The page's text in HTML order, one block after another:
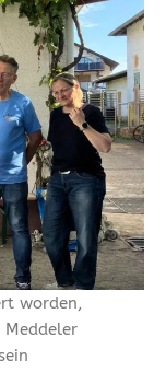
worden,
Meddeler